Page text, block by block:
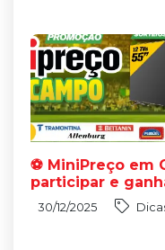
⚽ MiniPreço em
participar e
30/12/2025